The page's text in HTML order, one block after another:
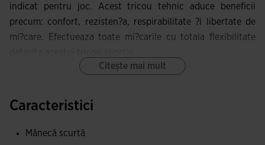
indicat pentru joc. Acest tricou tehnic aduce beneficii
precum: confort, rezisten?a, respirabilitate ?i libertate de
mi?care. Efectueaza toate mi?carile cu totala flexibilitate
adapteaza în acea zona fara a limita mobilitatea, în plus
Citește mai mult
Caracteristici
Mânecă scurtă